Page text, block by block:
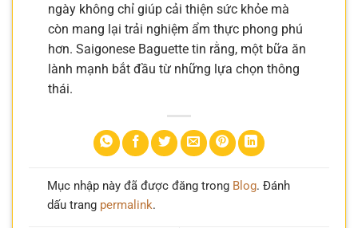
ngày không chỉ giúp cải thiện sức khỏe mà
còn mang lại trải nghiệm ẩm thực phong phú
hơn. Saigonese Baguette tin rằng, một bữa ăn
lành mạnh bắt đầu từ những lựa chọn thông
thái.
Mục nhập này đã được đăng trong Blog. Đánh
dấu trang permalink.